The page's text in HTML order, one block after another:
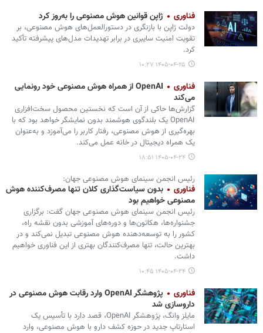
فناوری ژاپن قوانین هوش مصنوعی را به‌روز کرد
دولت ژاپن با بازنگری در دستورالعمل‌های هوش مصنوعی، بر
تقویت امنیت سایبری در برابر تهدیدات مدل‌های پیشرفته تأکید
کرد.
۱۴۰۵-۰۴-۲۵ ۱۰:۲۷
فناوری
OpenAI از همراه هوش مصنوعی خود رونمایی
می‌کند
گزارش‌ها حاکی از آن است که نخستین محصول سخت‌افزاری
OpenAI یک بلندگوی هوشمند بدون نمایشگر خواهد بود که با
بهره‌گیری از هوش مصنوعی، رفتار کاربر را می‌آموزد و به‌عنوان
یک همراه دیجیتال در خانه عمل می‌کند.
۱۴۰۵-۰۴-۲۴ ۱۸:۵۱
رئیس انجمن سینمای هوش مصنوعی جهان:
فناوری
بدون سیاست‌گذاری کلان تنها مصرف‌کننده هوش
مصنوعی خواهیم بود
رئیس انجمن سینمای هوش مصنوعی جهان گفت: برگزاری
جشنواره‌ها، هکاتون‌ها و دوره‌های آموزشی بدون نقشه راه،
کشور را به توسعه‌دهنده هوش مصنوعی تبدیل نمی‌کند و در
بهترین حالت، تنها مصرف‌کنندگان بهتری از این فناوری خواهیم
داشت.
۱۴۰۵-۰۴-۲۴ ۱۰:۴۵
فناوری
پژوهشگر OpenAI وارد رقابت هوش مصنوعی در
داروسازی شد
مایلز وانگ، پژوهشگر OpenAI، قصد دارد با تأسیس یک
استارتاپ جدید در حوزه کشف دارو با هوش مصنوعی، وارد